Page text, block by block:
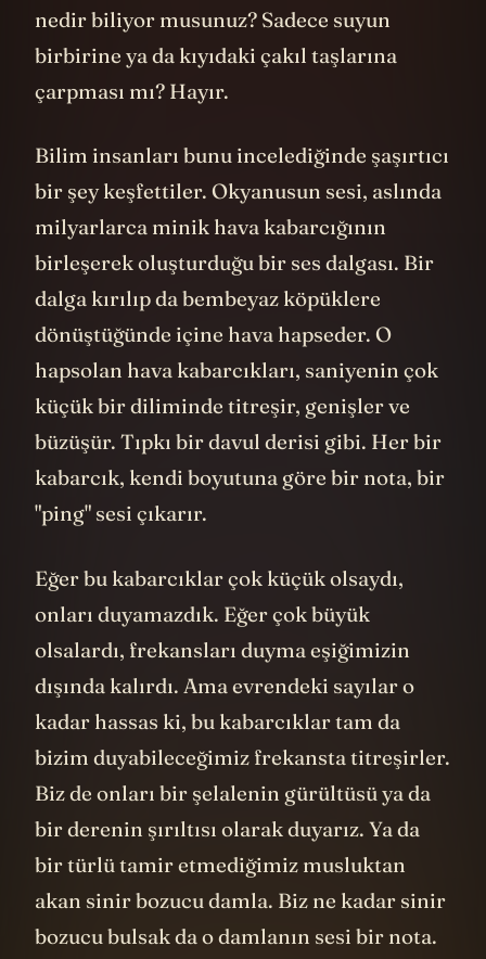
nedir biliyor musunuz? Sadece suyun
birbirine ya da kıyıdaki çakıl taşlarına
çarpması mı? Hayır.
Bilim insanları bunu incelediğinde şaşırtıcı
bir şey keşfettiler. Okyanusun sesi, aslında
milyarlarca minik hava kabarcığının
birleşerek oluşturduğu bir ses dalgası. Bir
dalga kırılıp da bembeyaz köpüklere
dönüştüğünde içine hava hapseder. O
hapsolan hava kabarcıkları, saniyenin çok
küçük bir diliminde titreşir, genişler ve
büzüşür. Tıpkı bir davul derisi gibi. Her bir
kabarcık, kendi boyutuna göre bir nota, bir
"ping" sesi çıkarır.
Eğer bu kabarcıklar çok küçük olsaydı,
onları duyamazdık. Eğer çok büyük
olsalardı, frekansları duyma eşiğimizin
dışında kalırdı. Ama evrendeki sayılar o
kadar hassas ki, bu kabarcıklar tam da
bizim duyabileceğimiz frekansta titreşirler.
Biz de onları bir şelalenin gürültüsü ya da
bir derenin şırıltısı olarak duyarız. Ya da
bir türlü tamir etmediğimiz musluktan
akan sinir bozucu damla. Biz ne kadar sinir
bozucu bulsak da o damlanın sesi bir nota.